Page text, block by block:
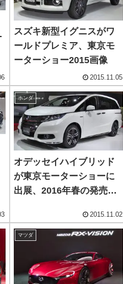
スズキ新型イグニスがワ
ールドプレミア、東京モ
ーターショー2015画像
2015.11.05
ホンダ
オデッセイハイブリッド
が東京モーターショーに
出展、2016年春の発売予
2015.11.02
マツダ